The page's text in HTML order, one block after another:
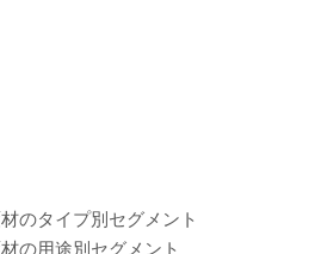
のタイプ別セグメント
の用途別セグメント